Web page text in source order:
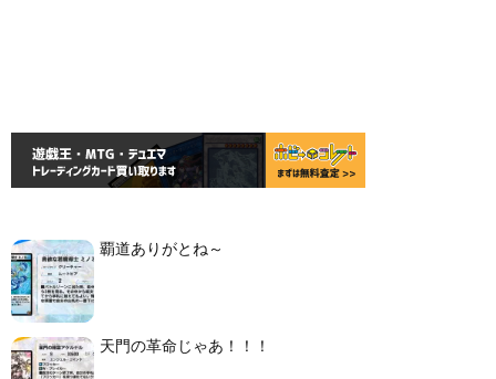
覇道ありがとね～
天門の革命じゃあ！！！